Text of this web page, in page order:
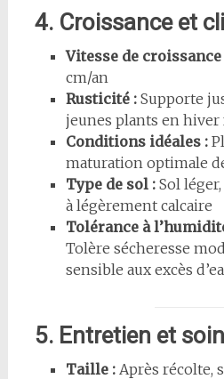
4. Croissance et
Vitesse de croissance
cm/an
Rusticité :Supporte
jeunes plants en hiver
Conditions idéales :
maturation optimale
Type de sol :Sol
à légèrement calcaire
Tolérance à
Tolère sécheresse
sensible aux excès
5. Entretien et
Taille :Après récolte,